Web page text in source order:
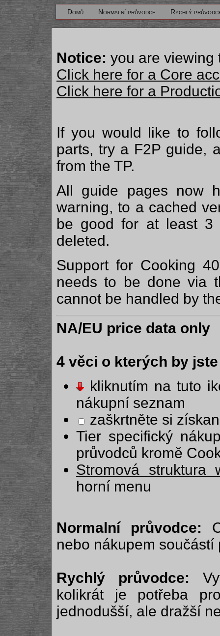
Domů Normalní průvodce Rychlý
Notice: you are viewing
Click here for a Core
Click here for a
If you would like to
parts, try a F2P guide,
from the TP.
All guide pages now
warning, to a cached
be good for at least 3
deleted.
Support for Cooking
needs to be done via
cannot be handled by
NA/EU price data only
4 věci o kterých by
kliknutím na tuto
nákupní seznam
zaškrtněte si
Tier specifický
průvodců kromě
Stromová struktura
horní menu
Normalní průvodce:
nebo nákupem součástí
Rychlý průvodce:
kolikrát je potřeba
jednodušší, ale dražší